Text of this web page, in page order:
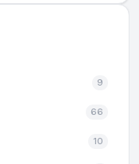
9
66
10